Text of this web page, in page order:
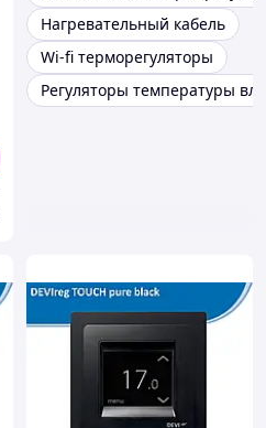
Нагревательный кабель
Wi-fi терморегуляторы
Регуляторы температуры